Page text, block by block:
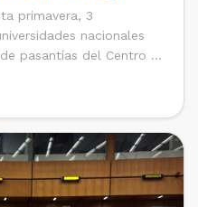
primavera, 3
nacionales
pasantías del Centro de
de noviembre y el 30 de
Ingrid Ivania […]